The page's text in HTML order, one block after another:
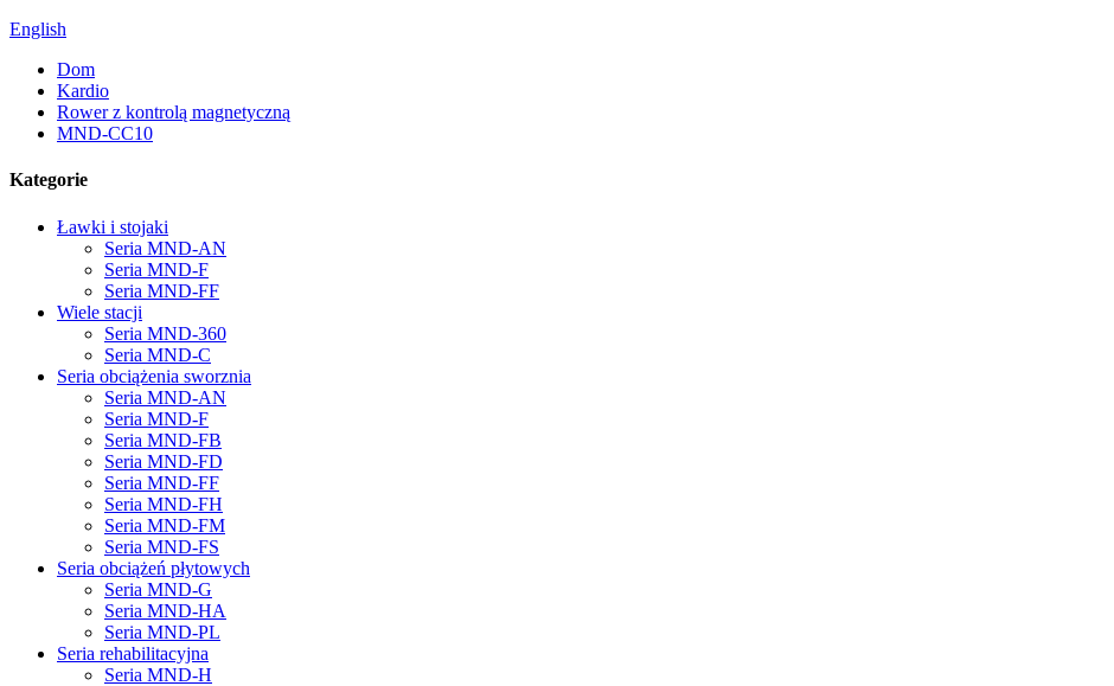
English
Dom
Kardio
Rower z kontrolą magnetyczną
MND-CC10
Kategorie
Ławki i stojaki
Seria MND-AN
Seria MND-F
Seria MND-FF
Wiele stacji
Seria MND-360
Seria MND-C
Seria obciążenia sworznia
Seria MND-AN
Seria MND-F
Seria MND-FB
Seria MND-FD
Seria MND-FF
Seria MND-FH
Seria MND-FM
Seria MND-FS
Seria obciążeń płytowych
Seria MND-G
Seria MND-HA
Seria MND-PL
Seria rehabilitacyjna
Seria MND-H